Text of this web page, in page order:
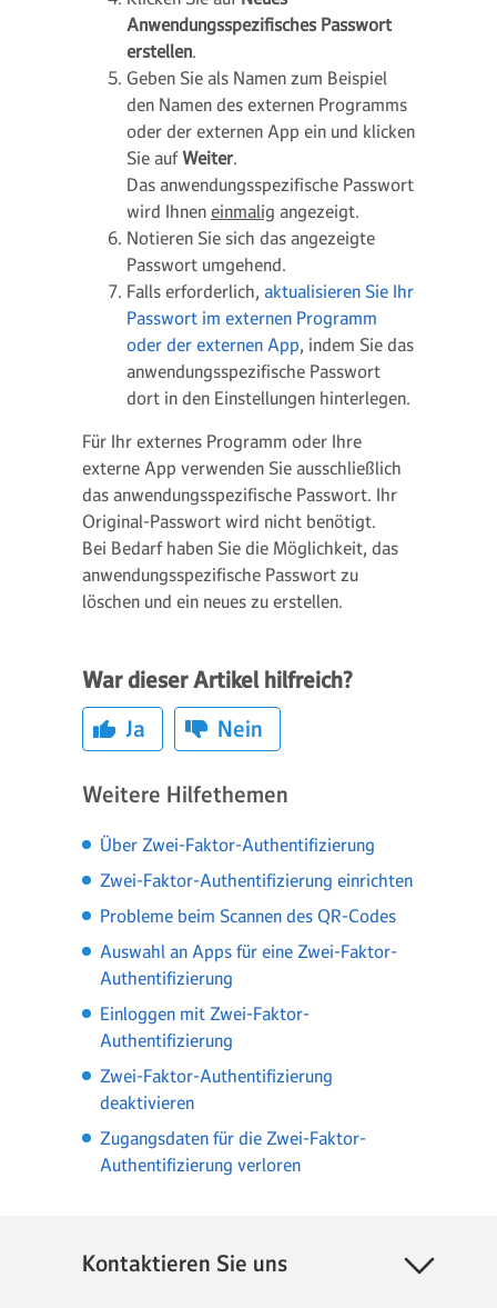
Anwendungsspezifisches Passwort
erstellen.
Geben Sie als Namen zum Beispiel
den Namen des externen Programms
oder der externen App ein und klicken
Sie auf Weiter.
Das anwendungsspezifische Passwort
wird Ihnen einmalig angezeigt.
Notieren Sie sich das angezeigte
Passwort umgehend.
Falls erforderlich, aktualisieren Sie Ihr
Passwort im externen Programm
oder der externen App, indem Sie das
anwendungsspezifische Passwort
dort in den Einstellungen hinterlegen.
Für Ihr externes Programm oder Ihre
externe App verwenden Sie ausschließlich
das anwendungsspezifische Passwort. Ihr
Original-Passwort wird nicht benötigt.
Bei Bedarf haben Sie die Möglichkeit, das
anwendungsspezifische Passwort zu
löschen und ein neues zu erstellen.
War dieser Artikel hilfreich?
Ja
Nein
Weitere Hilfethemen
Über Zwei-Faktor-Authentifizierung
Zwei-Faktor-Authentifizierung einrichten
Probleme beim Scannen des QR-Codes
Auswahl an Apps für eine Zwei-Faktor-
Authentifizierung
Einloggen mit Zwei-Faktor-
Authentifizierung
Zwei-Faktor-Authentifizierung
deaktivieren
Zugangsdaten für die Zwei-Faktor-
Authentifizierung verloren
Kontaktieren Sie uns